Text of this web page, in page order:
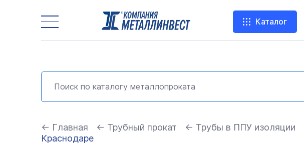
Каталог
← Главная ← Трубный прокат ← Трубы в ППУ изоляции
Краснодаре